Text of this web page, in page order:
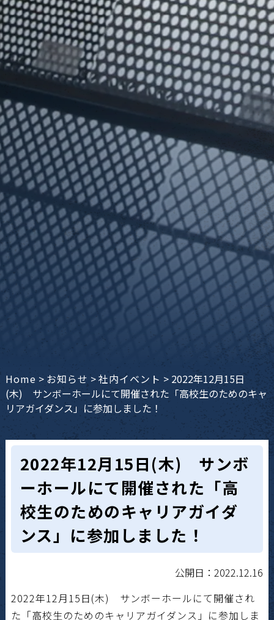
Home > お知らせ >社内イベント > 2022年12月15日
(木) サンボーホールにて開催された「高校生のためのキャ
リアガイダンス」に参加しました！
2022年12月15日(木) サンボ
ーホールにて開催された「高
校生のためのキャリアガイダ
ンス」に参加しました！
公開日：2022.12.16
2022年12月15日(木) サンボーホールにて開催され
た「高校生のためのキャリアガイダンス」に参加しま